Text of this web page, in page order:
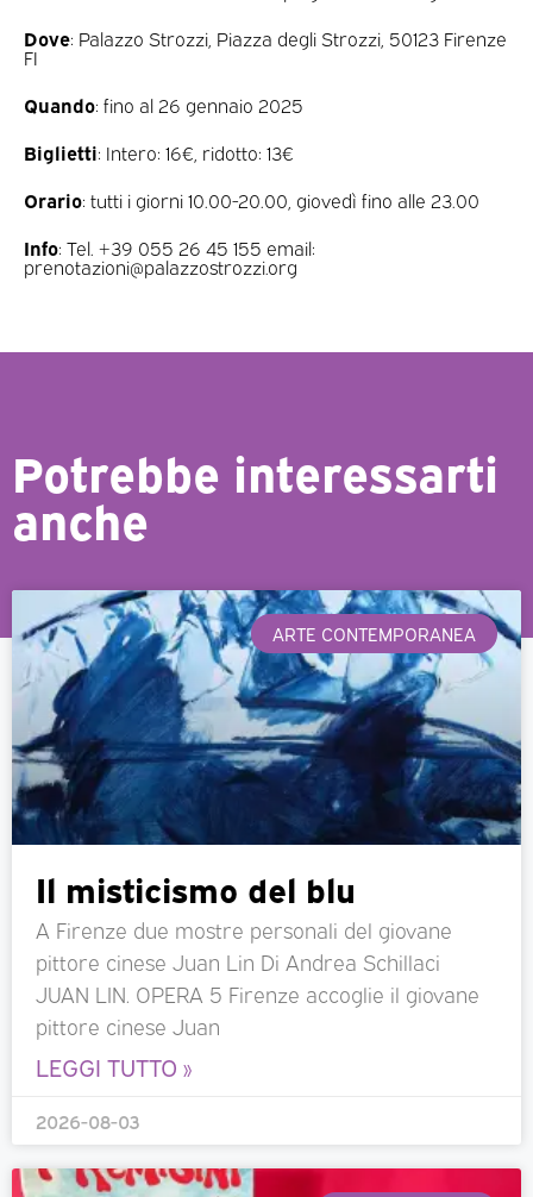
Dove: Palazzo Strozzi, Piazza degli Strozzi, 50123 Firenze
FI
Quando: fino al 26 gennaio 2025
Biglietti: Intero: 16€, ridotto: 13€
Orario: tutti i giorni 10.00-20.00, giovedì fino alle 23.00
Info: Tel. +39 055 26 45 155 email:
prenotazioni@palazzostrozzi.org
Potrebbe interessarti
anche
ARTE CONTEMPORANEA
Il misticismo del blu
A Firenze due mostre personali del giovane
pittore cinese Juan Lin Di Andrea Schillaci
JUAN LIN. OPERA 5 Firenze accoglie il giovane
pittore cinese Juan
LEGGI TUTTO »
2026-08-03